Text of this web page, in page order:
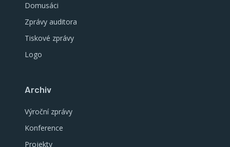
Domusáci
Zprávy auditora
Tiskové zprávy
Logo
Archiv
Výroční zprávy
Konference
Projekty